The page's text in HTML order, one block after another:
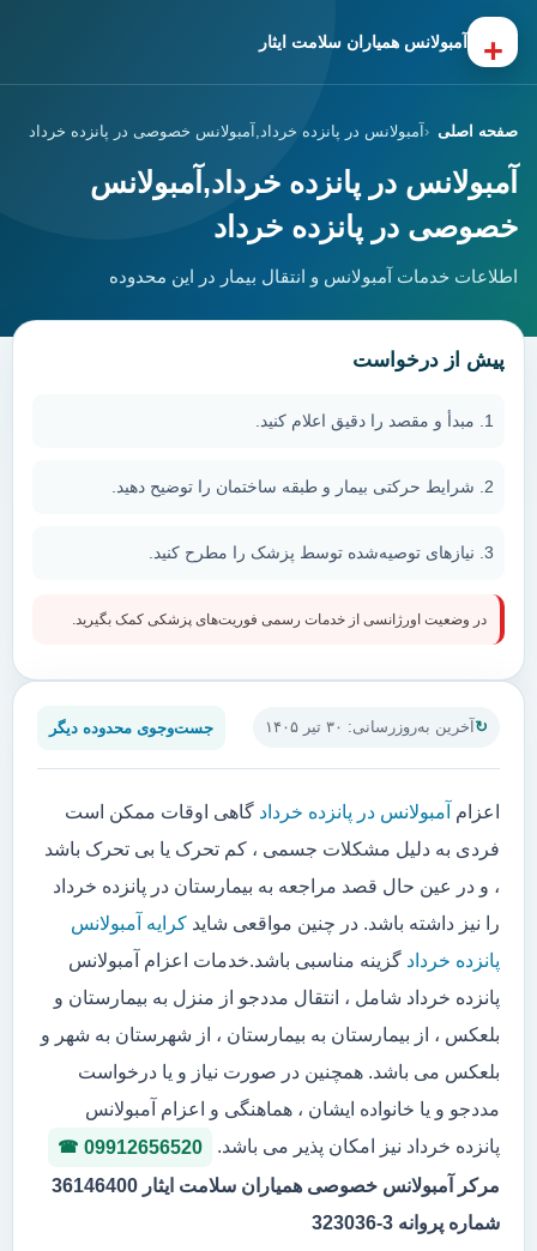
+ آمبولانس همیاران سلامت ایثار
صفحه اصلی آمبولانس در پانزده خرداد,آمبولانس خصوصی در پانزده خرداد
آمبولانس در پانزده خرداد,آمبولانس
خصوصی در پانزده خرداد
اطلاعات خدمات آمبولانس و انتقال بیمار در این محدوده
آخرین به‌روزرسانی: ۳۰ تیر ۱۴۰۵ جست‌وجوی محدوده دیگر
اعزام آمبولانس در پانزده خرداد گاهی اوقات ممکن است
فردی به دلیل مشکلات جسمی ، کم تحرک یا بی تحرک باشد
، و در عین حال قصد مراجعه به بیمارستان در پانزده خرداد
را نیز داشته باشد. در چنین مواقعی شاید کرایه آمبولانس
پانزده خرداد گزینه مناسبی باشد.خدمات اعزام آمبولانس
پانزده خرداد شامل ، انتقال مددجو از منزل به بیمارستان و
بلعکس ، از بیمارستان به بیمارستان ، از شهرستان به شهر و
بلعکس می باشد. همچنین در صورت نیاز و یا درخواست
مددجو و یا خانواده ایشان ، هماهنگی و اعزام آمبولانس
پانزده خرداد نیز امکان پذیر می باشد.
09912656520
مرکر آمبولانس خصوصی همیاران سلامت ایثار 36146400
شماره پروانه 3-323036
پیش از درخواست
مبدأ و مقصد را دقیق اعلام کنید.
شرایط حرکتی بیمار و طبقه ساختمان را توضیح دهید.
نیازهای توصیه‌شده توسط پزشک را مطرح کنید.
در وضعیت اورژانسی از خدمات رسمی فوریت‌های پزشکی کمک بگیرید.